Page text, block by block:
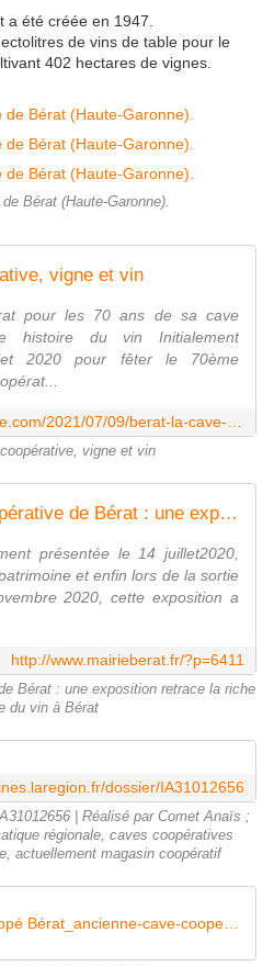
a été créée en 1947.
de vins de table pour le
402 hectares de vignes.
Bérat (Haute-Garonne).
vigne et vin
pour les 70 ans de sa cave
histoire du vin Initialement
2020 pour fêter le 70ème
vigne et vin
70 ans de la cave coopérative de Bérat : une exposition retrace la riche histoire du vin à Bérat
présentée le 14 juillet2020,
et enfin lors de la sortie
2020, cette exposition a
http://www.mairieberat.fr/?p=6411
Bérat : une exposition retrace la riche
du vin à Bérat
dossier/IA31012656
| Réalisé par Comet Anaïs ;
régionale, caves coopératives
actuellement magasin coopératif